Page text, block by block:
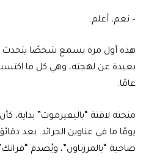
– نعم، أعلم.
هذه أول مرة يسمع شخصًا يتحدث
بعيدة عن لهجته، وهي كل ما
عامًا.
منحته لافتة “باليفيرموت”
يومًا ما في عناوين الجرائد. بعد
ضاحية “بالمرزتاون”، ويُصدم